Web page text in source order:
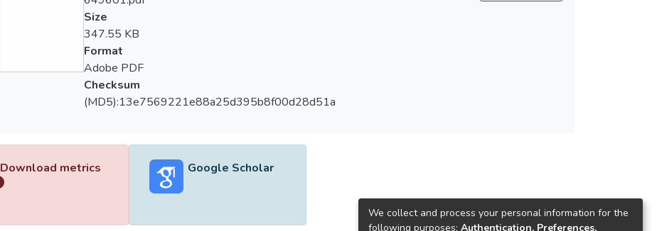
Size
347.55 KB
Format
Adobe PDF
Checksum
(MD5):13e7569221e88a25d395b8f00d28d51a
Download metrics Google Scholar
We collect and process your personal information for the
following purposes: Authentication, Preferences,